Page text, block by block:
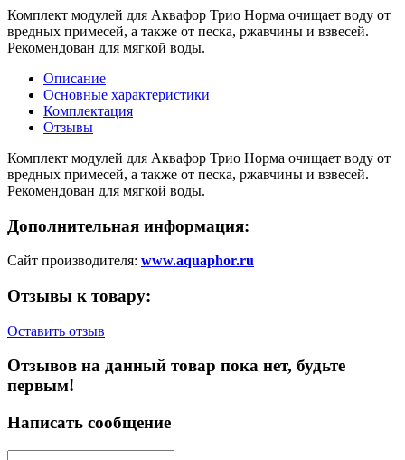
Комплект модулей для Аквафор Трио Норма очищает воду от
вредных примесей, а также от песка, ржавчины и взвесей.
Рекомендован для мягкой воды.
Описание
Основные характеристики
Комплектация
Отзывы
Комплект модулей для Аквафор Трио Норма очищает воду от
вредных примесей, а также от песка, ржавчины и взвесей.
Рекомендован для мягкой воды.
Дополнительная информация:
Сайт производителя: www.aquaphor.ru
Отзывы к товару:
Оставить отзыв
Отзывов на данный товар пока нет, будьте
первым!
Написать сообщение